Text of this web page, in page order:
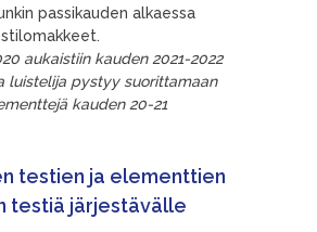
passikauden alkaessa
aukaistiin kauden 2021-2022
luistelija pystyy suorittamaan
kauden 20-21
testien ja elementtien
testiä järjestävälle